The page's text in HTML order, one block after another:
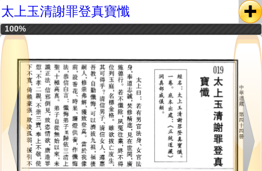
太上玉清謝罪登真寶懺
100%